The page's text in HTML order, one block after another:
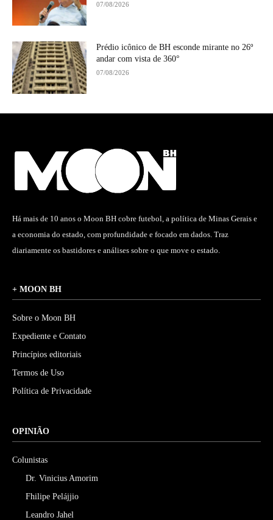
07/08/2026
Prédio icônico de BH esconde mirante no 26º
andar com vista de 360°
07/08/2026
Há mais de 10 anos o Moon BH cobre futebol, a política de Minas Gerais e
a economia do estado, com profundidade e focado em dados. Traz
diariamente os bastidores e análises sobre o que move o estado.
+ MOON BH
Sobre o Moon BH
Expediente e Contato
Princípios editoriais
Termos de Uso
Política de Privacidade
OPINIÃO
Colunistas
Dr. Vinicius Amorim
Fhilipe Pelájjio
Leandro Jahel